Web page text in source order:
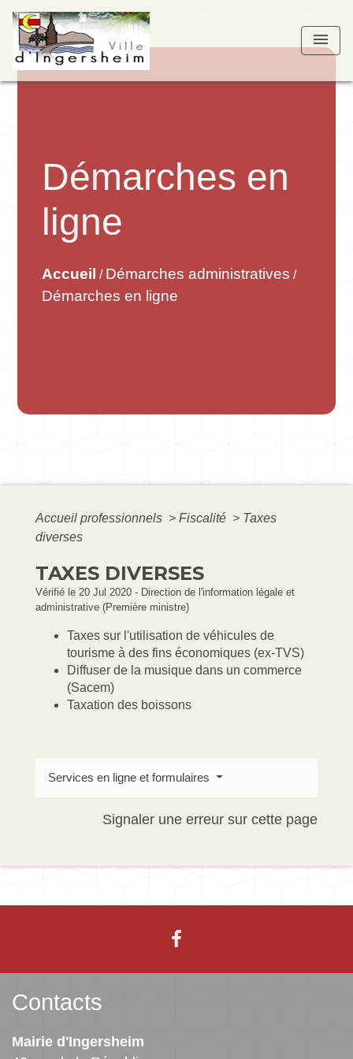
menu
Démarches en
ligne
Accueil / Démarches administratives /
Démarches en ligne
Accueil professionnels > Fiscalité > Taxes
diverses
TAXES DIVERSES
Vérifié le 20 Jul 2020 - Direction de l'information légale et
administrative (Première ministre)
Taxes sur l'utilisation de véhicules de
tourisme à des fins économiques (ex-TVS)
Diffuser de la musique dans un commerce
(Sacem)
Taxation des boissons
Services en ligne et formulaires
Signaler une erreur sur cette page
Contacts
Mairie d'Ingersheim